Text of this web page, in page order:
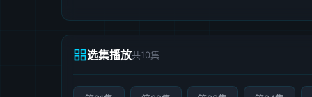
选集播放共10集